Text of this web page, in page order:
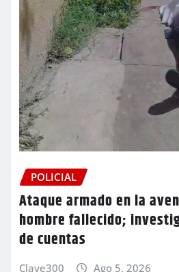
POLICIAL
Ataque armado en la
hombre fallecido;
de cuentas
Clave300 Ago 5, 2026